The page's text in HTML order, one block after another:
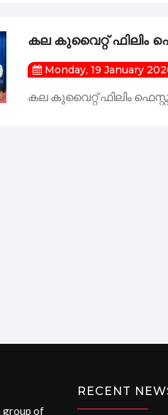
കല കുവൈറ്റ്‌ ഫിലിം
Monday, 19 January
കല കുവൈറ്റ്‌ ഫിലിം
group of
RECENT